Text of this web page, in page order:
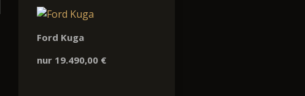
Ford Kuga
nur 19.490,00 €